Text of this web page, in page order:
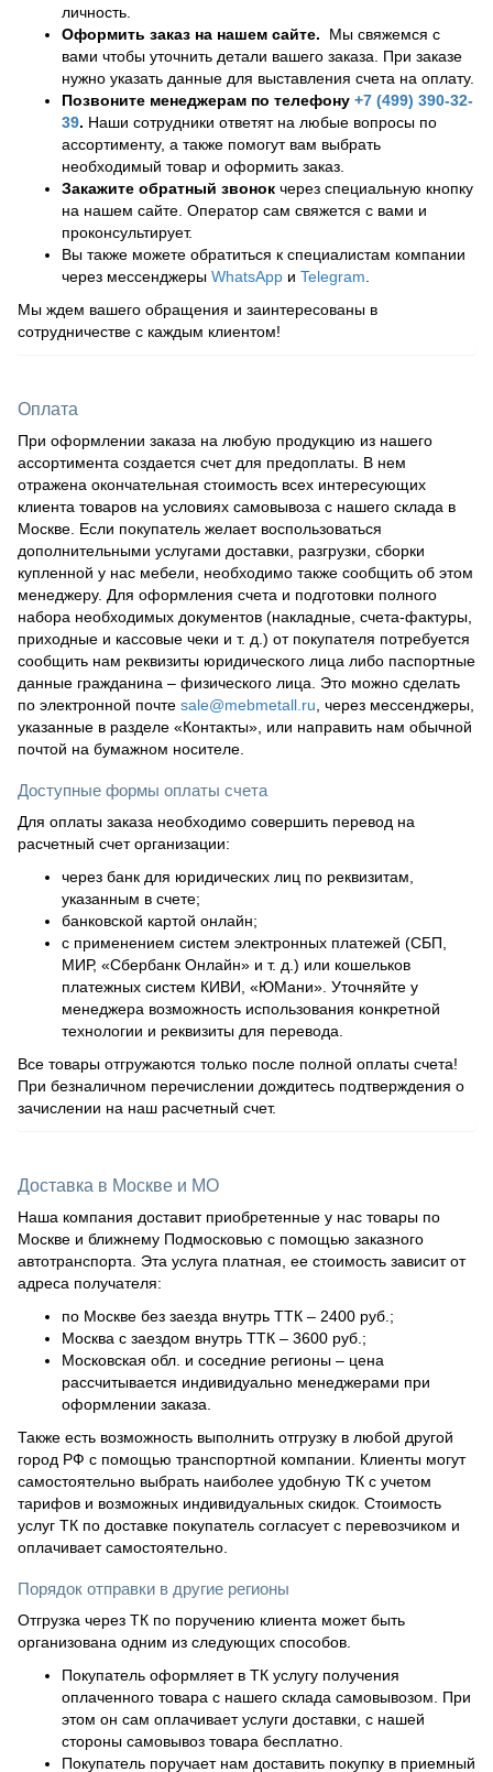
личность.
Оформить заказ на нашем сайте. Мы свяжемся с
вами чтобы уточнить детали вашего заказа. При заказе
нужно указать данные для выставления счета на оплату.
Позвоните менеджерам по телефону +7 (499) 390-32-
39. Наши сотрудники ответят на любые вопросы по
ассортименту, а также помогут вам выбрать
необходимый товар и оформить заказ.
Закажите обратный звонок через специальную кнопку
на нашем сайте. Оператор сам свяжется с вами и
проконсультирует.
Вы также можете обратиться к специалистам компании
через мессенджеры WhatsApp и Telegram
Мы ждем вашего обращения и заинтересованы в
сотрудничестве с каждым клиентом!
Оплата
При оформлении заказа на любую продукцию из нашего
ассортимента создается счет для предоплаты. В нем
отражена окончательная стоимость всех интересующих
клиента товаров на условиях самовывоза с нашего склада в
Москве. Если покупатель желает воспользоваться
дополнительными услугами доставки, разгрузки, сборки
купленной у нас мебели, необходимо также сообщить об этом
менеджеру. Для оформления счета и подготовки полного
набора необходимых документов (накладные, счета-фактуры,
приходные и кассовые чеки и т. д.) от покупателя потребуется
сообщить нам реквизиты юридического лица либо паспортные
данные гражданина – физического лица. Это можно сделать
по электронной почте sale@mebmetall.ru , через мессенджеры,
указанные в разделе «Контакты», или направить нам обычной
почтой на бумажном носителе.
Доступные формы оплаты счета
Для оплаты заказа необходимо совершить перевод на
расчетный счет организации:
через банк для юридических лиц по реквизитам,
указанным в счете;
банковской картой онлайн;
с применением систем электронных платежей (СБП,
МИР, «Сбербанк Онлайн» и т. д.) или кошельков
платежных систем КИВИ, «ЮМани». Уточняйте у
менеджера возможность использования конкретной
технологии и реквизиты для перевода.
Все товары отгружаются только после полной оплаты счета!
При безналичном перечислении дождитесь подтверждения о
зачислении на наш расчетный счет.
Доставка в Москве и МО
Наша компания доставит приобретенные у нас товары по
Москве и ближнему Подмосковью с помощью заказного
автотранспорта. Эта услуга платная, ее стоимость зависит от
адреса получателя:
по Москве без заезда внутрь ТТК – 2400 руб.;
Москва с заездом внутрь ТТК – 3600 руб.;
Московская обл. и соседние регионы – цена
рассчитывается индивидуально менеджерами при
оформлении заказа.
Также есть возможность выполнить отгрузку в любой другой
город РФ с помощью транспортной компании. Клиенты могут
самостоятельно выбрать наиболее удобную ТК с учетом
тарифов и возможных индивидуальных скидок. Стоимость
услуг ТК по доставке покупатель согласует с перевозчиком и
оплачивает самостоятельно.
Порядок отправки в другие регионы
Отгрузка через ТК по поручению клиента может быть
организована одним из следующих способов.
Покупатель оформляет в ТК услугу получения
оплаченного товара с нашего склада самовывозом. При
этом он сам оплачивает услуги доставки, с нашей
стороны самовывоз товара бесплатно.
Покупатель поручает нам доставить покупку в приемный